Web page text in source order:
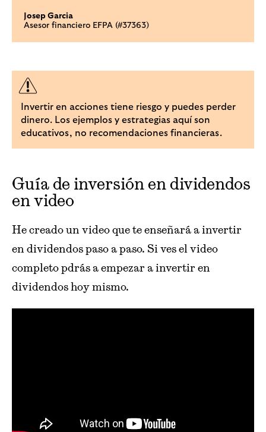
Josep Garcia
Asesor financiero EFPA (#37363)
Invertir en acciones tiene riesgo y puedes perder
dinero. Los ejemplos y estrategias aquí son
educativos, no recomendaciones financieras.
Guía de inversión en dividendos
en video
He creado un video que te enseñará a invertir
en dividendos paso a paso. Si ves el video
completo pdrás a empezar a invertir en
dividendos hoy mismo.